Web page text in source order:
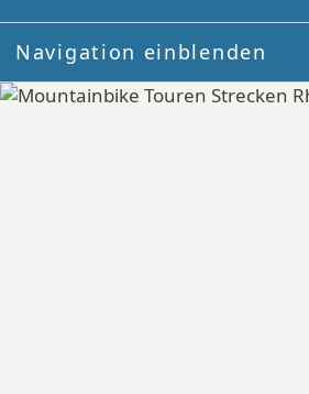
Navigation einblenden